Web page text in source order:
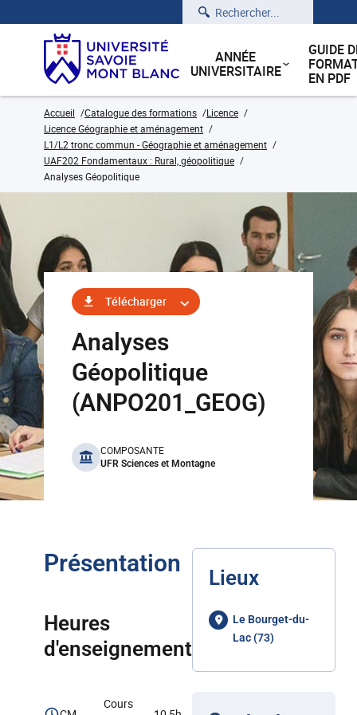
Rechercher
ANNÉE
UNIVERSITAIRE
GUIDE
EN PDF
Accueil Catalogue des formations
Licence
Licence Géographie et aménagement
L1/L2 tronc commun - Géographie et aménagement
UAF202 Fondamentaux : Rural, géopolitique
Analyses Géopolitique
Télécharger
Analyses
Géopolitique
(ANPO201_GEOG)
benefits
COMPOSANTE
UFR Sciences et Montagne
Présentation
Heures
d'enseignement
Cours
Lieux
Le Bourget-du-
Lac (73)